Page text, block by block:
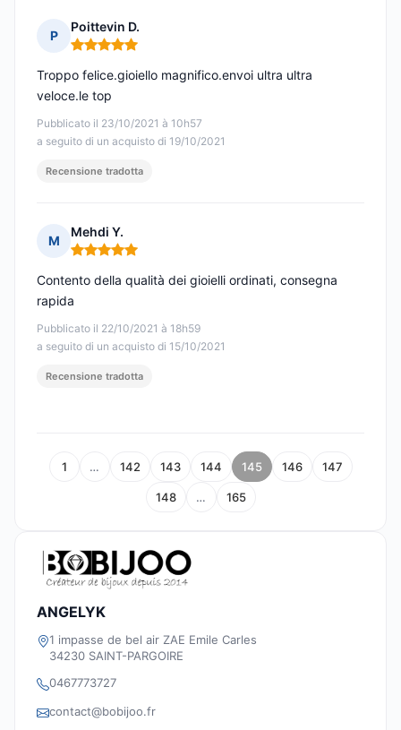
P
Poittevin D.
Nota: 5 su 5
Pubblicato il 23/10/2021 à 10h57
a seguito di un acquisto di 19/10/2021
Troppo felice.gioiello magnifico.envoi ultra ultra
veloce.le top
Recensione tradotta
M
Mehdi Y.
Nota: 5 su 5
Pubblicato il 22/10/2021 à 18h59
a seguito di un acquisto di 15/10/2021
Contento della qualità dei gioielli ordinati, consegna
rapida
Recensione tradotta
1 … 142 143 144 145 146 147
148 … 165
ANGELYK
1 impasse de bel air ZAE Emile Carles
34230 SAINT-PARGOIRE
0467773727
contact@bobijoo.fr